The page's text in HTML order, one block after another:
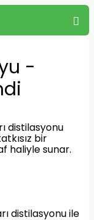
-
distilasyonu
bir
haliyle sunar.
distilasyonu ile